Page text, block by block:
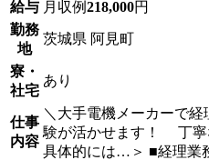
給与 月収例218,000円
勤務
地
茨城県 阿見町
寮・
社宅
あり
仕事
内容
＼大手電機メーカーで
験が活かせます！ 丁寧
具体的には…＞ ■経理業